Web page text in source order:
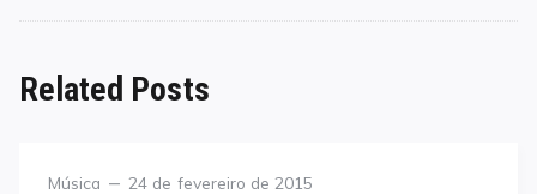
Related Posts
Category
Música
Posted
24 de fevereiro de 2015